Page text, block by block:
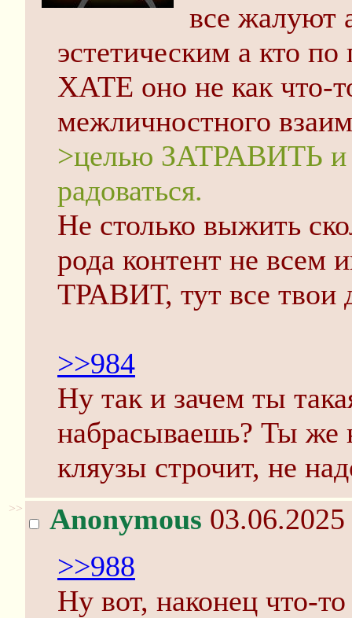
все жалуют
эстетическим а кто
ХАТЕ оно не как что-
межличностного
>целью ЗАТРАВИТЬ и
радоваться.
Не столько выжить
рода контент не всем
ТРАВИТ, тут все твои
>>984
Ну так и зачем ты
набрасываешь? Ты же
кляузы строчит, не
>> Anonymous
>>988
Ну вот, наконец что-